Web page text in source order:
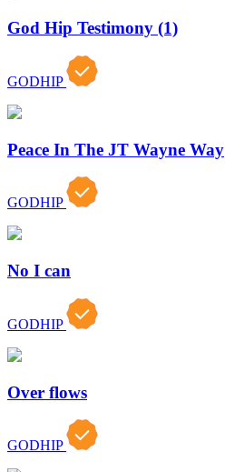
God Hip Testimony (1)
GODHIP
Peace In The JT Wayne Way
GODHIP
No I can
GODHIP
Over flows
GODHIP